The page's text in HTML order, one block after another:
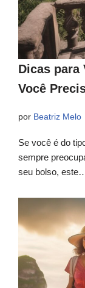
Dicas para
Você
por Beatriz Melo
Se você é do
sempre
seu bolso,